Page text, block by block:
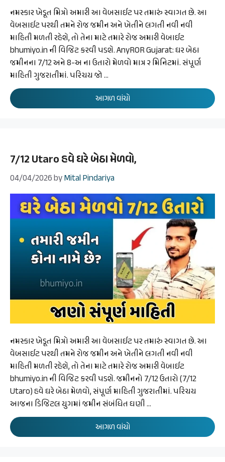
નમસ્કાર ખેડૂત મિત્રો અમારી આ વેબસાઈટ પર તમારું સ્વાગત છે. આ
વેબસાઈટ પરથી તમને રોજ જમીન અને ખેતીને લગતી નવી નવી
માહિતી મળતી રહેશે, તો તેના માટે તમારે રોજ અમારી વેબાઈટ
bhumiyo.in ની વિજિટ કરવી પડશે. AnyROR Gujarat: ઘર બેઠા
જમીનના 7/12 અને 8-અ ના ઉતારો મેળવો માત્ર ૨ મિનિટમાં. સંપૂર્ણ
માહિતી ગુજરાતીમાં. પરિચય જો …
આગળ વાંચો
7/12 Utaro હવે ઘરે બેઠા મેળવો,
04/04/2026byMital Pindariya
નમસ્કાર ખેડૂત મિત્રો અમારી આ વેબસાઈટ પર તમારું સ્વાગત છે. આ
વેબસાઈટ પરથી તમને રોજ જમીન અને ખેતીને લગતી નવી નવી
માહિતી મળતી રહેશે, તો તેના માટે તમારે રોજ અમારી વેબાઈટ
bhumiyo.in ની વિજિટ કરવી પડશે. જમીનનો 7/12 ઉતારો (7/12
Utaro) હવે ઘરે બેઠા મેળવો, સંપૂર્ણ માહિતી ગુજરાતીમાં. પરિચય
આજના ડિજિટલ યુગમાં જમીન સંબંધિત ઘણી …
આગળ વાંચો